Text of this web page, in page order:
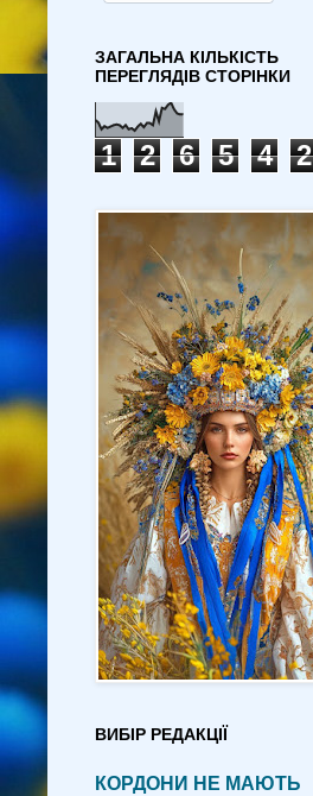
ЗАГАЛЬНА КІЛЬКІСТЬ
ПЕРЕГЛЯДІВ СТОРІНКИ
1 2 6 5 4 2
ВИБІР РЕДАКЦІЇ
КОРДОНИ НЕ МАЮТЬ